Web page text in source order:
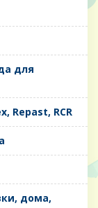
для
Repast, RCR
дома,